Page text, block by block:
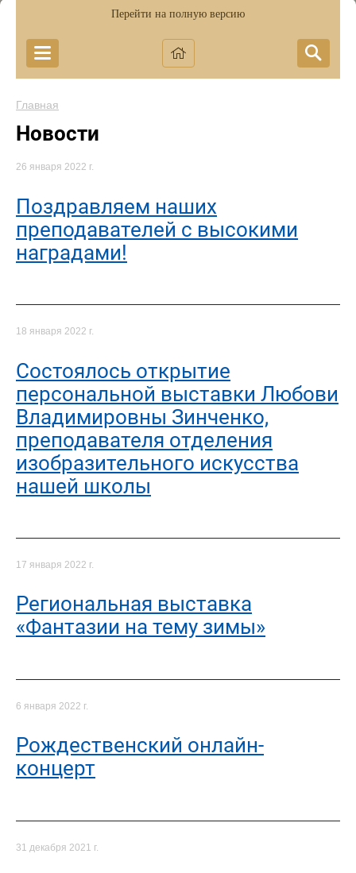
Перейти на полную версию
Главная
Новости
26 января 2022 г.
Поздравляем наших
преподавателей с высокими
наградами!
18 января 2022 г.
Состоялось открытие
персональной выставки Любови
Владимировны Зинченко,
преподавателя отделения
изобразительного искусства
нашей школы
17 января 2022 г.
Региональная выставка
«Фантазии на тему зимы»
6 января 2022 г.
Рождественский онлайн-
концерт
31 декабря 2021 г.